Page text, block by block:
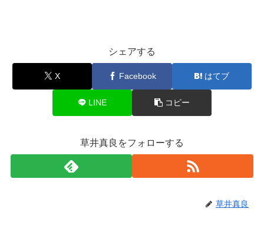
シェアする
X Facebook はてブ
LINE コピー
草井真良をフォローする
草井真良